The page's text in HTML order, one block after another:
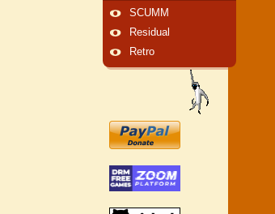
SCUMM
Residual
Retro